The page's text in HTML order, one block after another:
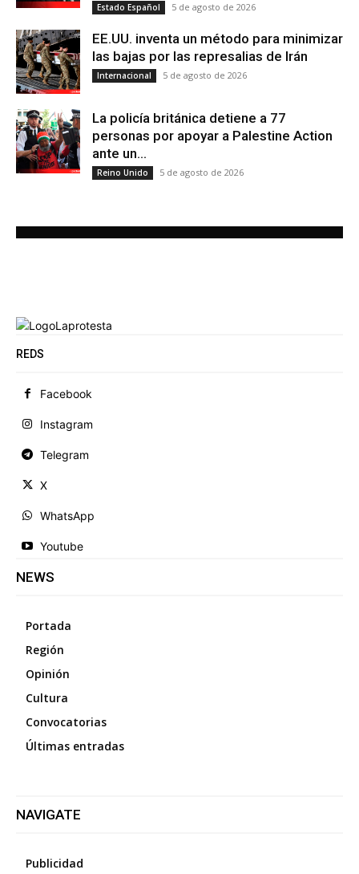
Estado Español 5 de agosto de 2026
EE.UU. inventa un método para minimizar
las bajas por las represalias de Irán
Internacional 5 de agosto de 2026
La policía británica detiene a 77
personas por apoyar a Palestine Action
ante un...
Reino Unido 5 de agosto de 2026
REDS
Facebook
Instagram
Telegram
X
WhatsApp
Youtube
NEWS
Portada
Región
Opinión
Cultura
Convocatorias
Últimas entradas
NAVIGATE
Publicidad